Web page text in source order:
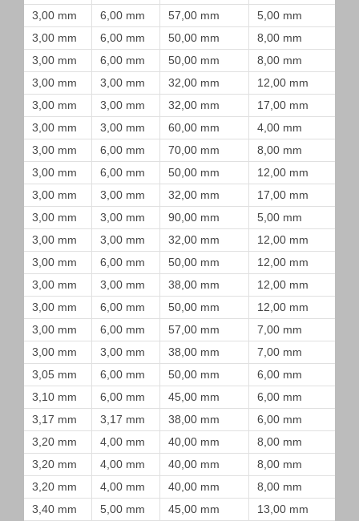
3,00 mm
6,00 mm 57,00 mm
5,00 mm
3,00 mm
6,00 mm 50,00 mm
8,00 mm
3,00 mm
6,00 mm 50,00 mm
8,00 mm
3,00 mm
3,00 mm 32,00 mm
12,00 mm
3,00 mm
3,00 mm 32,00 mm
17,00 mm
3,00 mm
3,00 mm 60,00 mm
4,00 mm
3,00 mm
6,00 mm 70,00 mm
8,00 mm
3,00 mm
6,00 mm 50,00 mm
12,00 mm
3,00 mm
3,00 mm 32,00 mm
17,00 mm
3,00 mm
3,00 mm 90,00 mm
5,00 mm
3,00 mm
3,00 mm 32,00 mm
12,00 mm
3,00 mm
6,00 mm 50,00 mm
12,00 mm
3,00 mm
3,00 mm 38,00 mm
12,00 mm
3,00 mm
6,00 mm 50,00 mm
12,00 mm
3,00 mm
6,00 mm 57,00 mm
7,00 mm
3,00 mm
3,00 mm 38,00 mm
7,00 mm
3,05 mm
6,00 mm 50,00 mm
6,00 mm
3,10 mm
6,00 mm 45,00 mm
6,00 mm
3,17 mm
3,17 mm 38,00 mm
6,00 mm
3,20 mm
4,00 mm 40,00 mm
8,00 mm
3,20 mm
4,00 mm 40,00 mm
8,00 mm
3,20 mm
4,00 mm 40,00 mm
8,00 mm
3,40 mm
5,00 mm 45,00 mm 13,00 mm